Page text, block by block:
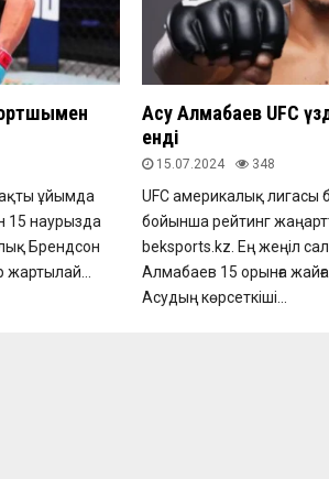
ұйымда
15 наурызда
Брендсон
жартылай...
Асу Алмабаев UFC
енді
15.07.2024 348
UFC америкалық лигасы
бойынша рейтинг
beksports.kz. Ең жеңіл
Алмабаев 15 орынға
Асудың көрсеткіші...